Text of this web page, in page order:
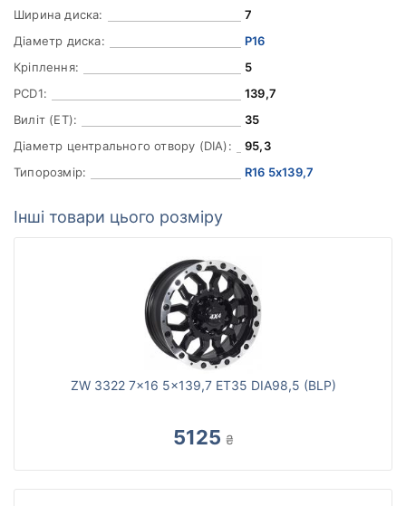
Ширина диска:
7
Діаметр диска:
Р16
Кріплення:
5
PCD1:
139,7
Виліт (ET):
35
Діаметр центрального отвору (DIA):
95,3
Типорозмір:
R16 5x139,7
Інші товари цього розміру
ZW 3322 7x16 5x139,7 ET35 DIA98,5 (BLP)
5125 ₴